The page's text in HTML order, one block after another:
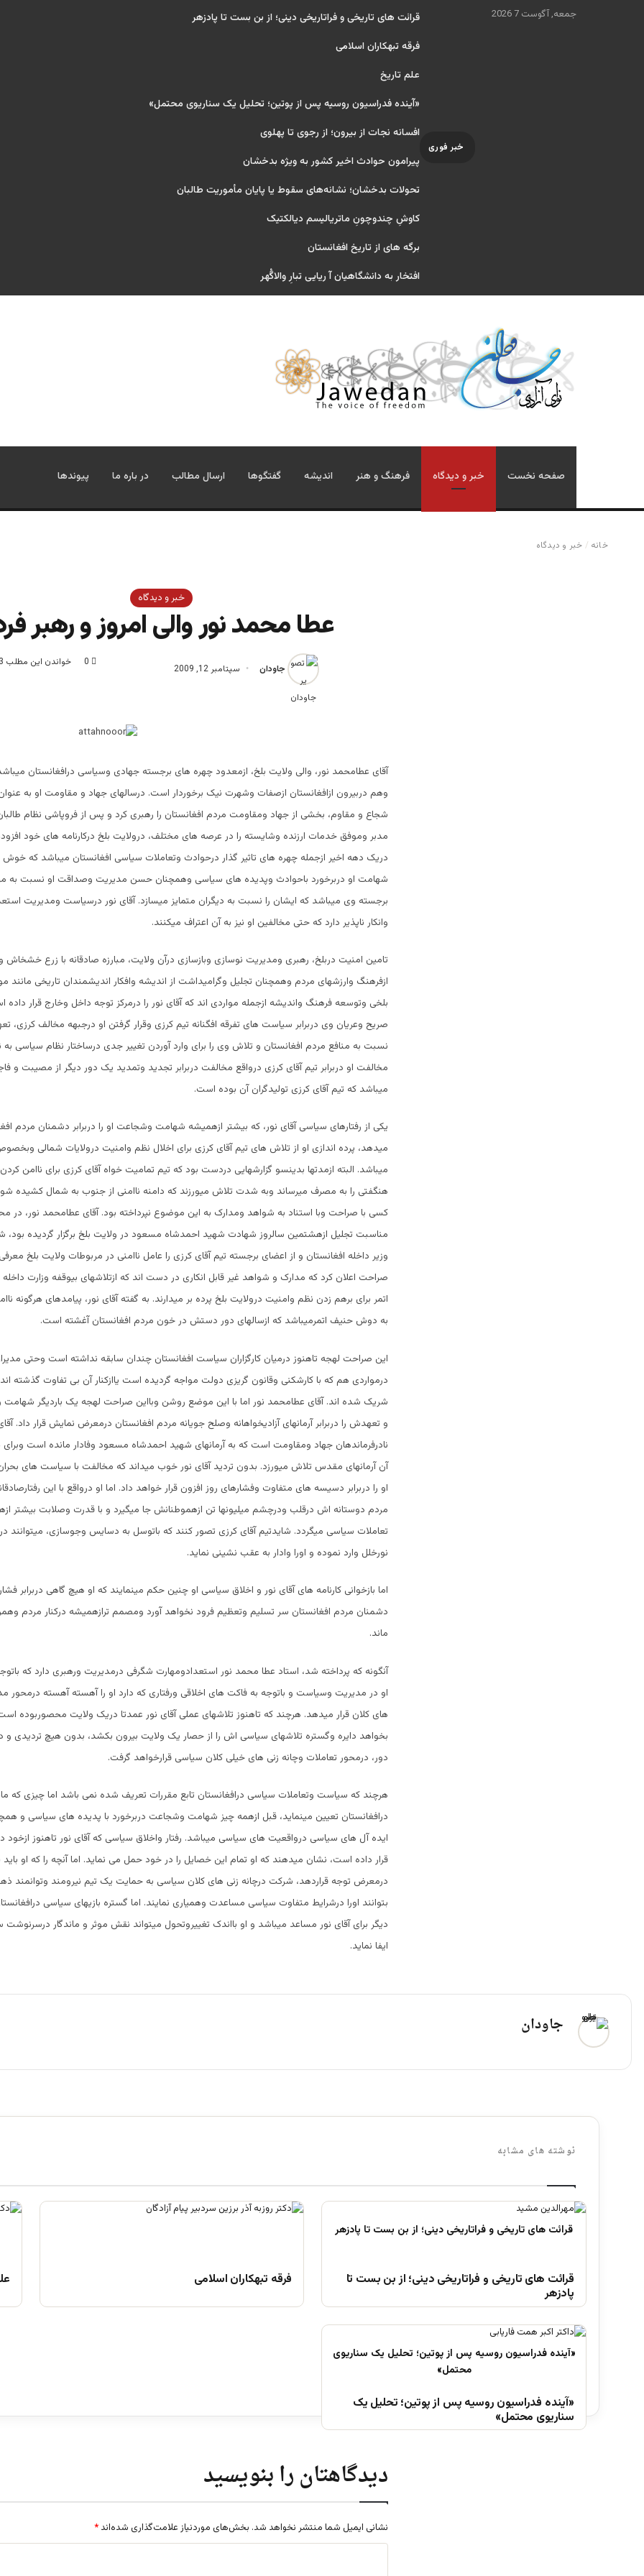
جمعه, آگوست 7 2026
خبر فوری
قرائت های تاریخی و فراتاریخی دینی؛ از بن بست تا پادزهر
فرقه تبهکاران اسلامی
علم تاریخ
«آینده فدراسیون روسیه پس از پوتین؛ تحلیل یک سناریوی محتمل»
افسانه نجات از بیرون؛ از رجوی تا پهلوی
پیرامون حوادث اخیر کشور به ویژه بدخشان
تحولات بدخشان؛ نشانه‌های سقوط یا پایان مأموریت طالبان
کاوشِ چندو‌چونِ ماتریالیسم دیالکتیک
برگه های از تاریخ افغانستان
افتخار به دانشگاهیان آ ریایی تبارِ والاگُهر
صفحه نخست خبر و دیدگاه فرهنگ و هنر اندیشه گفتگوها ارسال مطالب در باره ما پیوندها
خانه / خبر و دیدگاه
خبر و دیدگاه
عطا محمد نور والی امروز و رهبر
جاودان سپتامبر 12, 2009
0 خواندن این مطلب 3 دقیقه زمان میبرد
آقای عطامحمد نور، والی ولایت بلخ، ازمعدود چهره های برجسته جهادی وسیاسی درافغانستان
وهم دربیرون ازافغانستان ازصفات وشهرت نیک برخوردار است. درسالهای جهاد و مقاومت او به
شجاع و مقاوم، بخشی از جهاد ومقاومت مردم افغانستان را رهبری کرد و پس از فروپاشی نظام
مدبر وموفق خدمات ارزنده وشایسته را در عرصه های مختلف، درولایت بلخ درکارنامه های خود
دریک دهه اخیر ازجمله چهره های تاثیر گذار درحوادث وتعاملات سیاسی افغانستان میباشد که
شهامت او دربرخورد باحوادث وپدیده های سیاسی وهمچنان حسن مدیریت وصداقت او نسبت به
برجسته وی میباشد که ایشان را نسبت به دیگران متمایز میسازد. آقای نور درسیاست ومدیریت
وانکار ناپذیر دارد که حتی مخالفین او نیز به آن اعتراف میکنند.
تامین امنیت دربلخ، رهبری ومدیریت نوسازی وبازسازی درآن ولایت، مبارزه صادقانه با زرع
ازفرهنگ وارزشهای مردم وهمچنان تجلیل وگرامیداشت از اندیشه وافکار اندیشمندان تاریخی مانند
بلخی وتوسعه فرهنگ واندیشه ازجمله مواردی اند که آقای نور را درمرکز توجه داخل وخارج قرار
صریح وعریان وی دربرابر سیاست های تفرقه افگنانه تیم کرزی وقرار گرفتن او درجبهه مخالف کرزی،
نسبت به منافع مردم افغانستان و تلاش وی را برای وارد آوردن تغییر جدی درساختار نظام سیاسی به
مخالفت او دربرابر تیم آقای کرزی درواقع مخالفت دربرابر تجدید وتمدید یک دور دیگر از مصیبت و
میباشد که تیم آقای کرزی تولیدگران آن بوده است.
یکی از رفتارهای سیاسی آقای نور، که بیشتر ازهمیشه شهامت وشجاعت او را دربرابر دشمنان مردم
میدهد، پرده اندازی او از تلاش های تیم آقای کرزی برای اخلال نظم وامنیت درولایات شمالی
میباشد. البته ازمدتها بدینسو گزارشهایی دردست بود که تیم تمامیت خواه آقای کرزی برای ناامن
هنگفتی را به مصرف میرساند وبه شدت تلاش میورزند که دامنه ناامنی از جنوب به شمال کشیده
کسی با صراحت وبا استناد به شواهد ومدارک به این موضوع نپرداخته بود. آقای عطامحمد نور، در
مناسبت تجلیل ازهشتمین سالروز شهادت شهید احمدشاه مسعود در ولایت بلخ برگزار گردیده
وزیر داخله افغانستان و از اعضای برجسته تیم آقای کرزی را عامل ناامنی در مربوطات ولایت بلخ معرفی
صراحت اعلان کرد که مدارک و شواهد غیر قابل انکاری در دست اند که ازتلاشهای بیوقفه وزارت
اتمر برای برهم زدن نظم وامنیت درولایت بلخ پرده بر میدارند. به گفته آقای نور، پیامدهای هرگونه
به دوش حنیف اتمرمیباشد که ازسالهای دور دستش در خون مردم افغانستان آغشته است.
این صراحت لهجه تاهنوز درمیان کارگزاران سیاست افغانستان چندان سابقه نداشته است وحتی
درمواردی هم که با کارشکنی وقانون گریزی دولت مواجه گردیده است یاازکنار آن بی تفاوت گذشته
شریک شده اند. آقای عطامحمد نور اما با این موضع روشن وبااین صراحت لهجه یک باردیگر
و تعهدش را دربرابر آرمانهای آزادیخواهانه وصلح جویانه مردم افغانستان درمعرض نمایش قرار داد.
نادرفرماندهان جهاد ومقاومت است که به آرمانهای شهید احمدشاه مسعود وفادار مانده است
آن آرمانهای مقدس تلاش میورزد. بدون تردید آقای نور خوب میداند که مخالفت با سیاست های
او را دربرابر دسیسه های متفاوت وفشارهای روز افزون قرار خواهد داد. اما او درواقع با این
مردم دوستانه اش درقلب ودرچشم میلیونها تن ازهموطنانش جا میگیرد و با قدرت وصلابت بیشتر
تعاملات سیاسی میگردد. شایدتیم آقای کرزی تصور کنند که باتوسل به دسایس وجوسازی، میتوانند در
نورخلل وارد نموده و اورا وادار به عقب نشینی نماید.
اما بازخوانی کارنامه های آقای نور و اخلاق سیاسی او چنین حکم مینمایند که او هیچ گاهی دربرابر
دشمنان مردم افغانستان سر تسلیم وتعظیم فرود نخواهد آورد ومصمم ترازهمیشه درکنار مردم
ماند.
آنگونه که پرداخته شد، استاد عطا محمد نور استعدادومهارت شگرفی درمدیریت ورهبری دارد که
او در مدیریت وسیاست و باتوجه به فاکت های اخلاقی ورفتاری که دارد او را آهسته آهسته
های کلان قرار میدهد. هرچند که تاهنوز تلاشهای عملی آقای نور عمدتا دریک ولایت محصوربوده است
بخواهد دایره وگستره تلاشهای سیاسی اش را از حصار یک ولایت بیرون بکشد، بدون هیچ تردیدی و
دور، درمحور تعاملات وچانه زنی های خیلی کلان سیاسی قرارخواهد گرفت.
هرچند که سیاست وتعاملات سیاسی درافغانستان تابع مقررات تعریف شده نمی باشد اما چیزی که
درافغانستان تعیین مینماید، قبل ازهمه چیز شهامت وشجاعت دربرخورد با پدیده های سیاسی و
ایده آل های سیاسی درواقعیت های سیاسی میباشد. رفتار واخلاق سیاسی که آقای نور تاهنوز
قرار داده است، نشان میدهند که او تمام این خصایل را در خود حمل می نماید. اما آنچه را که او باید
درمعرض توجه قراردهد، شرکت درچانه زنی های کلان سیاسی به حمایت یک تیم نیرومند وتوانمند
بتوانند اورا درشرایط متفاوت سیاسی مساعدت وهمیاری نمایند. اما گستره بازیهای سیاسی
دیگر برای آقای نور مساعد میباشد و او بااندک تغییروتحول میتواند نقش موثر و ماندگار درسرنوشت
ایفا نماید.
جاودان
نوشته های مشابه
قرائت های تاریخی و فراتاریخی دینی؛ از بن بست تا
پادزهر
فرقه تبهکاران اسلامی
«آینده فدراسیون روسیه پس از پوتین؛ تحلیل یک
سناریوی محتمل»
دیدگاهتان را بنویسید
نشانی ایمیل شما منتشر نخواهد شد. بخش‌های موردنیاز علامت‌گذاری شده‌اند *